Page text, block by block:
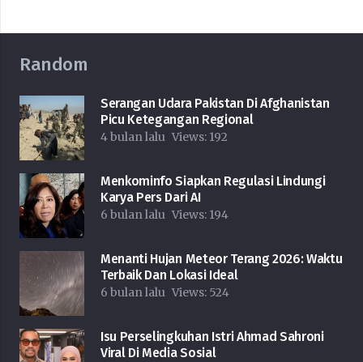
Random
Serangan Udara Pakistan Di Afghanistan
Picu Ketegangan Regional
4 bulan lalu Views: 192
Menkominfo Siapkan Regulasi Lindungi
Karya Pers Dari AI
6 bulan lalu Views: 194
Menanti Hujan Meteor Terang 2026: Waktu
Terbaik Dan Lokasi Ideal
6 bulan lalu Views: 524
Isu Perselingkuhan Istri Ahmad Sahroni
Viral Di Media Sosial